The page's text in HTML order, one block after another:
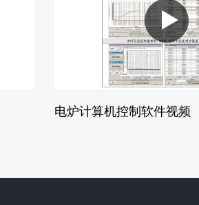
电炉计算机控制软件视频